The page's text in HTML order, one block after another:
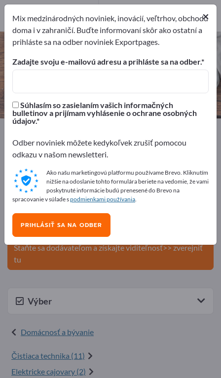
Domáce spotrebiče – nájdite
výrobcov a dodávateľov
18
18
Domáce spotrebiče
Inzerujte zadarmo na Exportpages!
Potreby – Ponuky – Použité tovary – Obchodné
kontakty >> začnite tu
Zverejnite svoju spoločnosť a svoje
produkty na Exportpages.
Staňte sa dodávateľom a získajte viditeľnosť>> zverejniť
tu
Výber
Domácnosť a bývanie
Čistiaca technika (11)
Elektricke cajovary (2)
×
Mix medzinárodných noviniek, inovácií, veľtrhov, obchodu
doma i v zahraničí. Buďte informovaní skôr ako ostatní a
prihláste sa na odber noviniek Exportpages.
Zadajte svoju e-mailovú adresu a prihláste sa na odber.
Súhlasím so zasielaním vašich informačných
bulletinov a prijímam vyhlásenie o ochrane osobných
údajov.
Odber noviniek môžete kedykoľvek zrušiť pomocou
odkazu v našom newsletteri.
Ako našu marketingovú platformu používame Brevo. Kliknutím
nižšie na odoslanie tohto formulára beriete na vedomie, že vami
poskytnuté informácie budú prenesené do Brevo na
spracovanie v súlade spodmienkami používania.
PRIHLÁSIŤ SA NA ODBER